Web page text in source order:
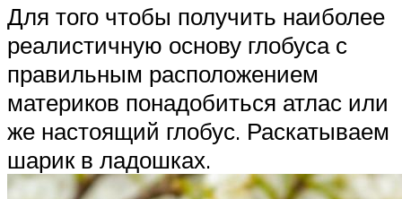
Для того чтобы получить наиболее
реалистичную основу глобуса с
правильным расположением
материков понадобиться атлас или
же настоящий глобус. Раскатываем
шарик в ладошках.